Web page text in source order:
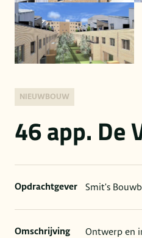
NIEUWBOUW
46 app. De
Opdrachtgever Smit's
Omschrijving Ontwerp en